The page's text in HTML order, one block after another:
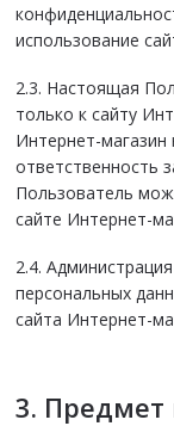
использование
2.3. Настоящая
только к сайту
Интернет-магазин
ответственность
Пользователь
сайте Интернет-
2.4.
персональных
сайта Интернет-
3. Предмет